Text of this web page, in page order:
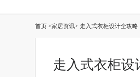
首页 >家居资讯> 走入式衣柜设计全攻
走入式衣柜设